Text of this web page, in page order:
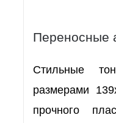
Переносные
Стильные
размерами
прочного